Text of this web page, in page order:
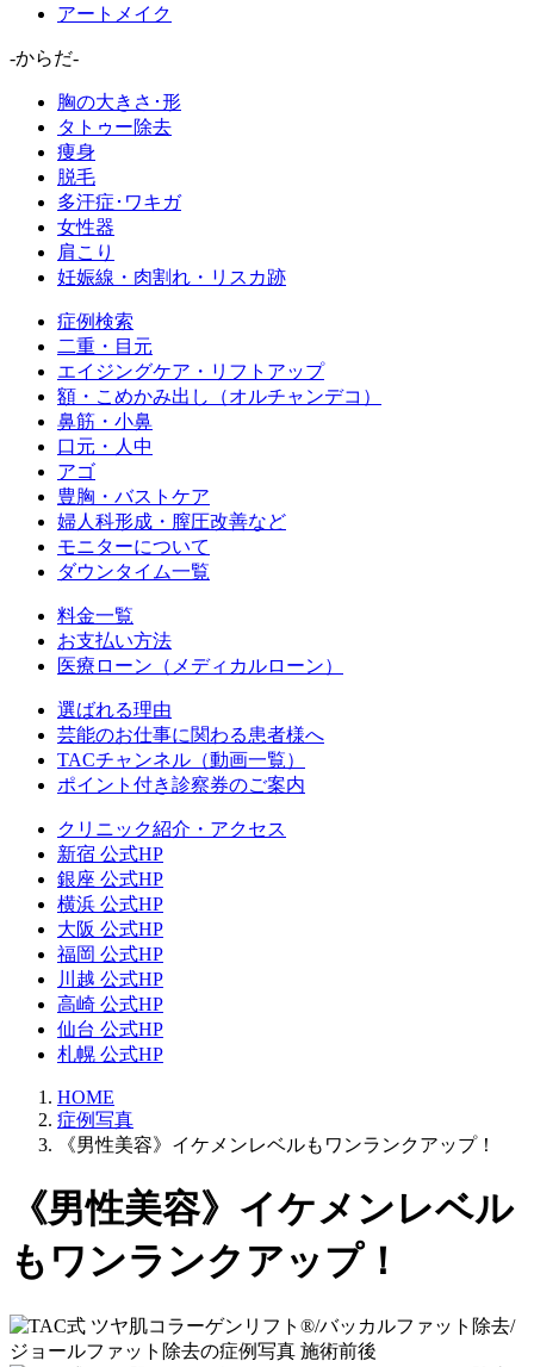
アートメイク
-からだ-
胸の大きさ･形
タトゥー除去
痩身
脱毛
多汗症･ワキガ
女性器
肩こり
妊娠線・肉割れ・リスカ跡
症例検索
二重・目元
エイジングケア・リフトアップ
額・こめかみ出し（オルチャンデコ）
鼻筋・小鼻
口元・人中
アゴ
豊胸・バストケア
婦人科形成・膣圧改善など
モニターについて
ダウンタイム一覧
料金一覧
お支払い方法
医療ローン（メディカルローン）
選ばれる理由
芸能のお仕事に関わる患者様へ
TACチャンネル（動画一覧）
ポイント付き診察券のご案内
クリニック紹介・アクセス
新宿 公式HP
銀座 公式HP
横浜 公式HP
大阪 公式HP
福岡 公式HP
川越 公式HP
高崎 公式HP
仙台 公式HP
札幌 公式HP
HOME
症例写真
《男性美容》イケメンレベルもワンランクアップ！
《男性美容》イケメンレベル
もワンランクアップ！